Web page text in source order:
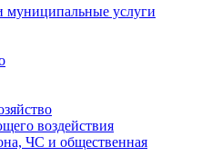
муниципальные услуги
воздействия
ЧС и общественная